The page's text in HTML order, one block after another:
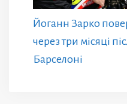
Йоганн Зарко
через три місяці
Барселоні